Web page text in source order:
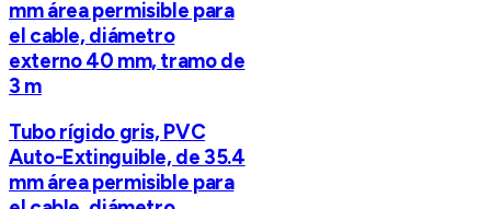
mm área permisible para
el cable, diámetro
externo 40 mm, tramo de
3 m
Tubo rígido gris, PVC
Auto-Extinguible, de 35.4
mm área permisible para